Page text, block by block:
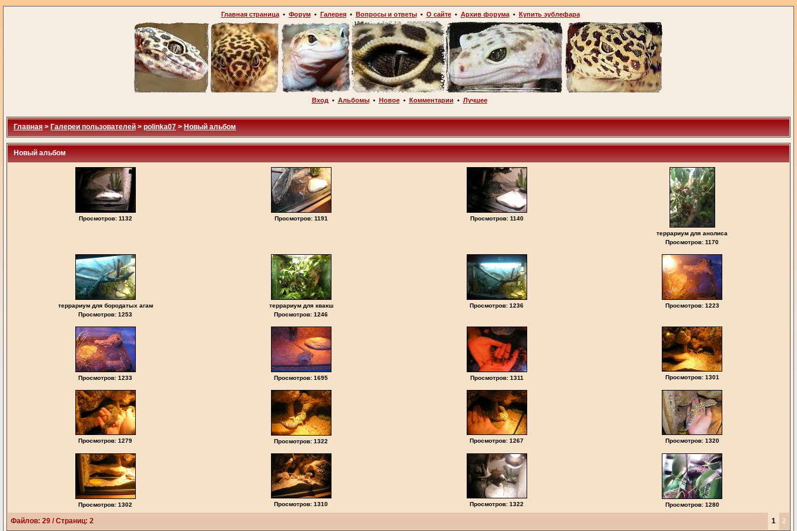
Главная страница• Форум• Галерея• Вопросы и ответы• О сайте• Архив форума• Купить эублефара
Вход • Альбомы• Новое• Комментарии • Лучшее
Главная > Галереи пользователей > polinka07 > Новый альбом
Новый альбом
Просмотров: 1132 Просмотров: 1191 Просмотров: 1140
террариум для анолиса
Просмотров: 1170
террариум для бородатых агам
Просмотров: 1253
террариум для квакш
Просмотров: 1246
Просмотров: 1236 Просмотров: 1223
Просмотров: 1233 Просмотров: 1695 Просмотров: 1311 Просмотров: 1301
Просмотров: 1279 Просмотров: 1322 Просмотров: 1267 Просмотров: 1320
Просмотров: 1302 Просмотров: 1310 Просмотров: 1322 Просмотров: 1280
Файлов: 29 / Страниц: 2 1 2